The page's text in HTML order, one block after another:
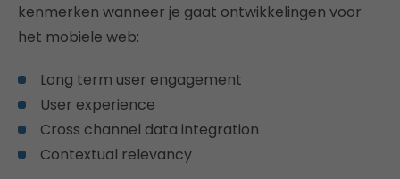
kenmerken wanneer je gaat ontwikkelingen voor
het mobiele web:
Long term user engagement
User experience
Cross channel data integration
Contextual relevancy